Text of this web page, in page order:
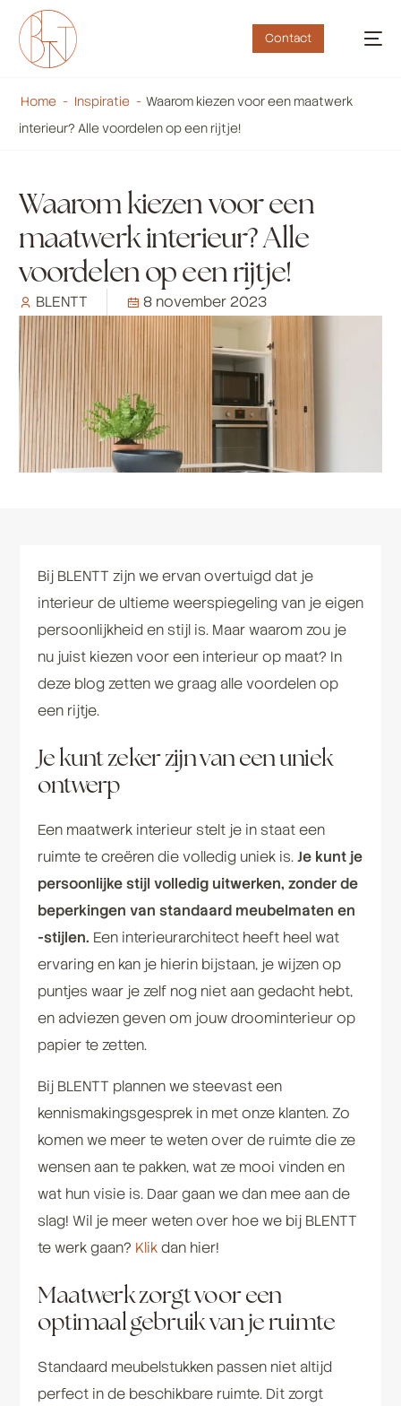
Contact
Home - Inspiratie - Waarom kiezen voor een maatwerk
interieur? Alle voordelen op een rijtje!
Waarom kiezen voor een
maatwerk interieur? Alle
voordelen op een rijtje!
BLENTT 8 november 2023
Bij BLENTT zijn we ervan overtuigd dat je
interieur de ultieme weerspiegeling van je eigen
persoonlijkheid en stijl is. Maar waarom zou je
nu juist kiezen voor een interieur op maat? In
deze blog zetten we graag alle voordelen op
een rijtje.
Je kunt zeker zijn van een uniek
ontwerp
Een maatwerk interieur stelt je in staat een
ruimte te creëren die volledig uniek is.Je kunt je
persoonlijke stijl volledig uitwerken, zonder de
beperkingen van standaard meubelmaten en
-stijlen. Een interieurarchitect heeft heel wat
ervaring en kan je hierin bijstaan, je wijzen op
puntjes waar je zelf nog niet aan gedacht hebt,
en adviezen geven om jouw droominterieur op
papier te zetten.
Bij BLENTT plannen we steevast een
kennismakingsgesprek in met onze klanten. Zo
komen we meer te weten over de ruimte die ze
wensen aan te pakken, wat ze mooi vinden en
wat hun visie is. Daar gaan we dan mee aan de
slag! Wil je meer weten over hoe we bij BLENTT
te werk gaan? Klikdan hier!
Maatwerk zorgt voor een
optimaal gebruik van je ruimte
Standaard meubelstukken passen niet altijd
perfect in de beschikbare ruimte. Dit zorgt